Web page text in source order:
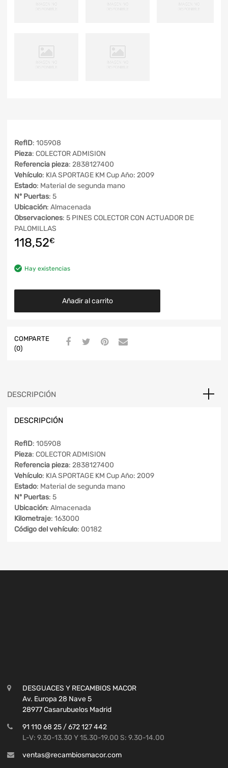
RefID: 105908
Pieza: COLECTOR ADMISION
Referencia pieza: 2838127400
Vehículo: KIA SPORTAGE KM Cup Año: 2009
Estado: Material de segunda mano
Nº Puertas: 5
Ubicación: Almacenada
Observaciones: 5 PINES COLECTOR CON ACTUADOR DE
PALOMILLAS
118,52€
Hay existencias
Añadir al carrito
COMPARTE
(0)
DESCRIPCIÓN
DESCRIPCIÓN
RefID: 105908
Pieza: COLECTOR ADMISION
Referencia pieza: 2838127400
Vehículo: KIA SPORTAGE KM Cup Año: 2009
Estado: Material de segunda mano
Nº Puertas: 5
Ubicación: Almacenada
Kilometraje: 163000
Código del vehículo: 00182
91 110 68 25 / 672 127 442
L-V: 9.30-13.30 Y 15.30-19.00 S: 9.30-14.00
ventas@recambiosmacor.com